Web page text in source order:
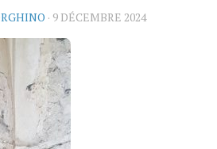
· 9 DÉCEMBRE 2024